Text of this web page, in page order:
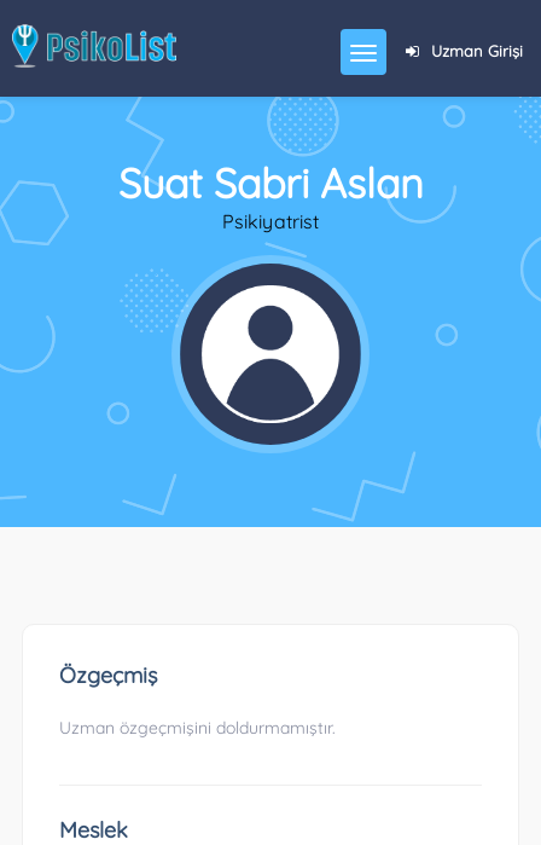
Uzman Girişi
Suat Sabri Aslan
Psikiyatrist
Özgeçmiş
Uzman özgeçmişini doldurmamıştır.
Meslek